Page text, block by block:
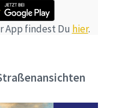
App findest Du hier.